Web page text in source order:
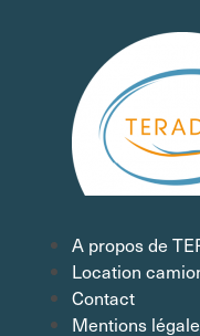
A propos de
Location
Contact
Mentions